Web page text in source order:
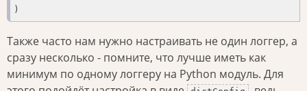
)
Также часто нам нужно настраивать не один логгер, а
сразу несколько - помните, что лучше иметь как
минимум по одному логгеру на Python модуль. Для